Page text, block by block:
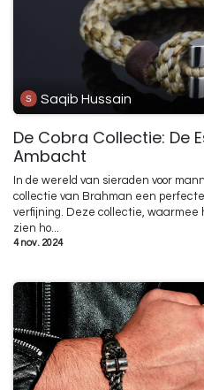
Saqib Hussain
De Cobra Collectie: De
Ambacht
In de wereld van sieraden voor
collectie van Brahman een
verfijning. Deze collectie,
zien ho...
4 nov. 2024